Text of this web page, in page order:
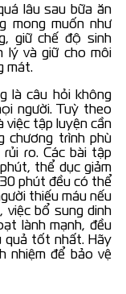
lâu sau bữa ăn
mong muốn như
giữ chế độ sinh
lý và giữ cho môi
mát.
là câu hỏi không
người. Tuỳ theo
việc tập luyện cần
chương trình phù
ro. Các bài tập
thể dục giảm
phút đều có thể
thiếu máu nếu
việc bổ sung dinh
lành mạnh, đều
quả tốt nhất. Hãy
nhiệm để bảo vệ